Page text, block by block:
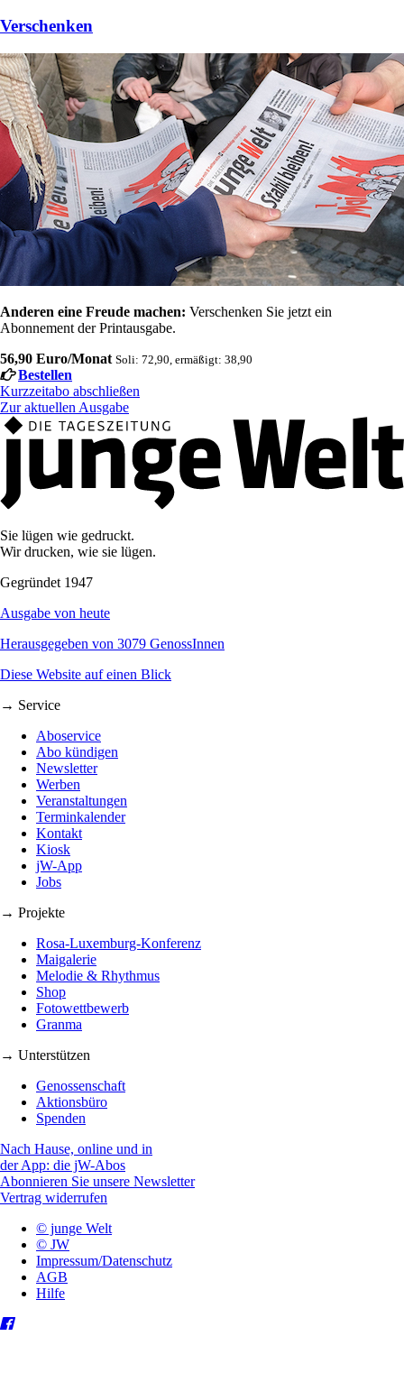
Verschenken
Anderen eine Freude machen: Verschenken Sie jetzt ein
Abonnement der Printausgabe.
56,90 Euro/Monat Soli: 72,90, ermäßigt: 38,90
Bestellen
Kurzzeitabo abschließen
Zur aktuellen Ausgabe
Sie lügen wie gedruckt.
Wir drucken, wie sie lügen.
Gegründet 1947
Ausgabe von heute
Herausgegeben von 3079 GenossInnen
Diese Website auf einen Blick
→ Service
Aboservice
Abo kündigen
Newsletter
Werben
Veranstaltungen
Terminkalender
Kontakt
Kiosk
jW-App
Jobs
→ Projekte
Rosa-Luxemburg-Konferenz
Maigalerie
Melodie & Rhythmus
Shop
Fotowettbewerb
Granma
→ Unterstützen
Genossenschaft
Aktionsbüro
Spenden
Nach Hause, online und in
der App: die jW-Abos
Abonnieren Sie unsere Newsletter
Vertrag widerrufen
© junge Welt
© JW
Impressum/Datenschutz
AGB
Hilfe